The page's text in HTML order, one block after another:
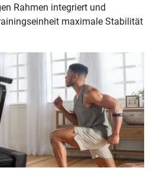
Rahmen integriert und
maximale Stabilität